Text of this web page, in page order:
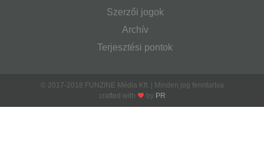
Szerzői jogok
Archív
Terjesztési pontok
© 2017-2018 FUNZINE Média Kft. | Minden jog fenntartva
crafted with
by PR